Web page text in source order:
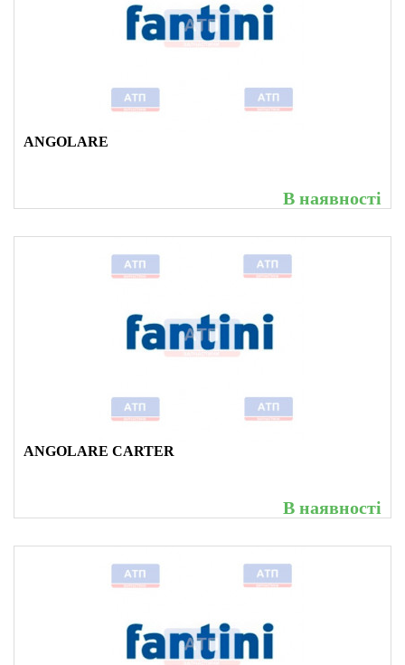
ANGOLARE
В наявності
ANGOLARE CARTER
В наявності